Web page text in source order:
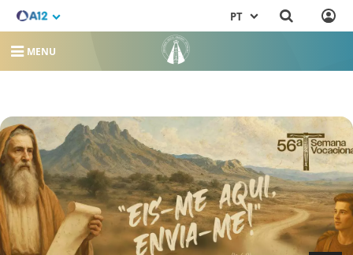
PT
MENU